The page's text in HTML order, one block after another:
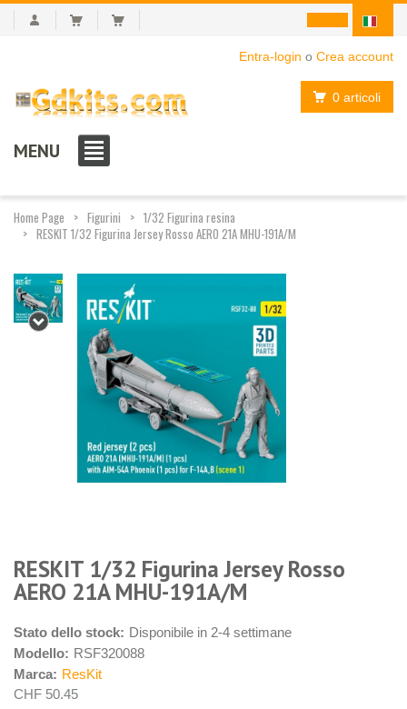
Entra-login o Crea account
0 articoli
MENU
Home Page Figurini
1/32 Figurina resina
RESKIT 1/32 Figurina Jersey Rosso AERO 21A MHU-191A/M
RESKIT 1/32 Figurina Jersey Rosso
AERO 21A MHU-191A/M
Stato dello stock: Disponibile in 2-4 settimane
Modello: RSF320088
Marca: ResKit
CHF 50.45